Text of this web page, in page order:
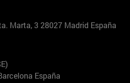
Marta, 3 28027 Madrid España
España